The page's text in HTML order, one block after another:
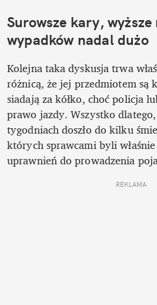
Surowsze kary,
wypadków nadal dużo
Kolejna taka dyskusja trwa
różnicą, że jej przedmiotem
siadają za kółko, choć policja
prawo jazdy. Wszystko
tygodniach doszło do kilku
których sprawcami byli
uprawnień do prowadzenia
REKLAMA